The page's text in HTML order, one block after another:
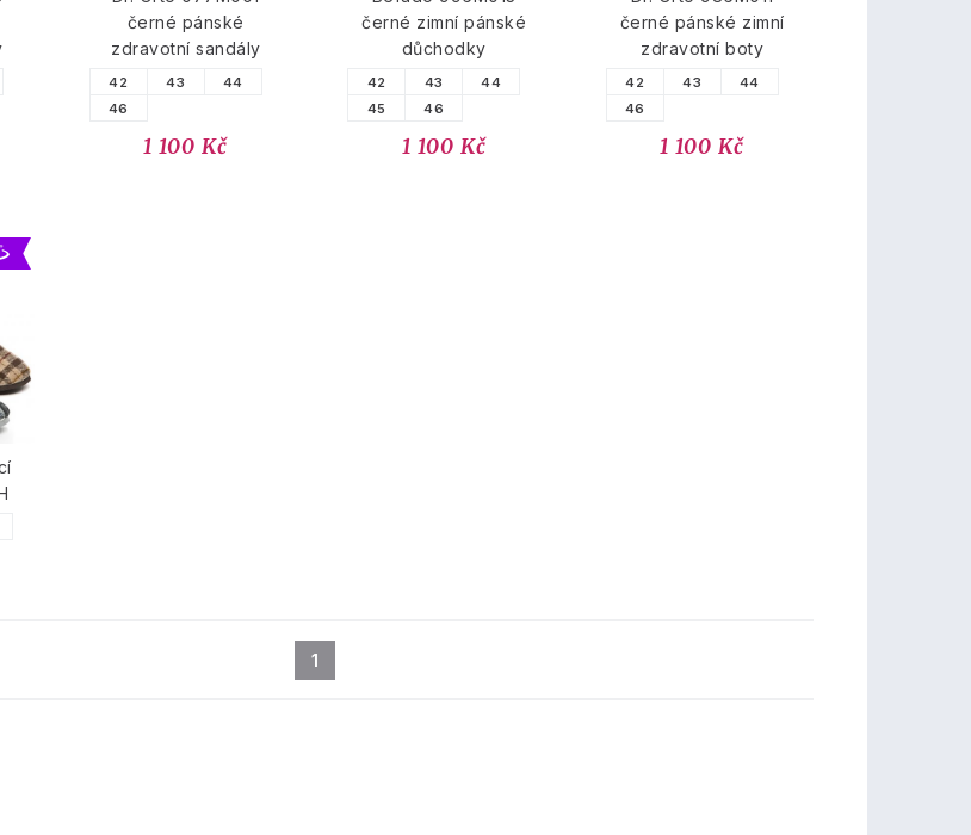
černé pánské
zdravotní sandály
42 43
44
46
1 100 Kč
černé zimní pánské
důchodky
42 43
44
45
46
1 100 Kč
černé pánské zimní
zdravotní boty
42 43
44
46
1 100 Kč
1